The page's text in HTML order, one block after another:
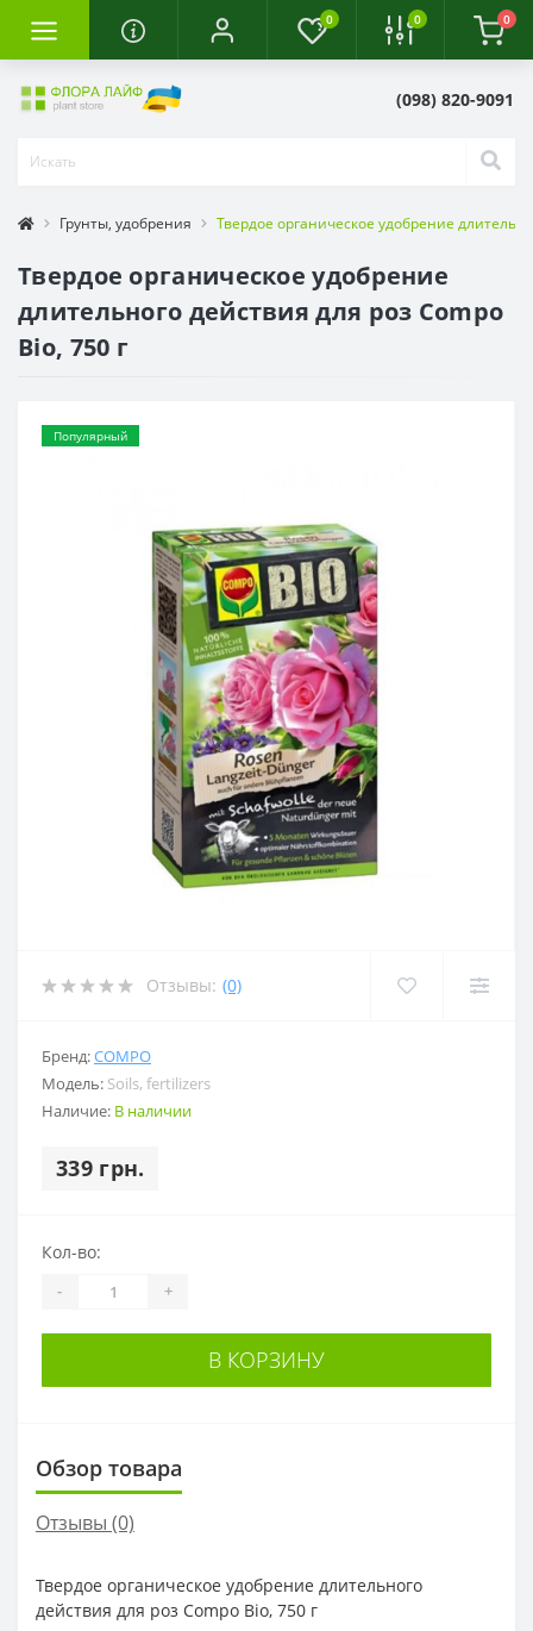
0 0 0
(098) 820-9091
Грунты, удобрения Твердое органическое удобрение
Твердое органическое удобрение
длительного действия для роз Compo
Bio, 750 г
Популярный
Отзывы: (0)
Бренд:COMPO
Модель: Soils, fertilizers
Наличие: В наличии
339 грн.
Кол-во:
- +
В КОРЗИНУ
Обзор товара
Отзывы (0)
Твердое органическое удобрение длительного
действия для роз Compo Bio, 750 г